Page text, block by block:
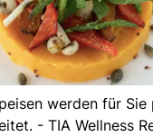
werden für Sie
- TIA Wellness